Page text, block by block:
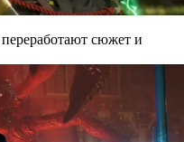
сюжет и